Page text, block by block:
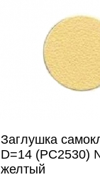
Заглушка
D=14 (РС2530)
желтый